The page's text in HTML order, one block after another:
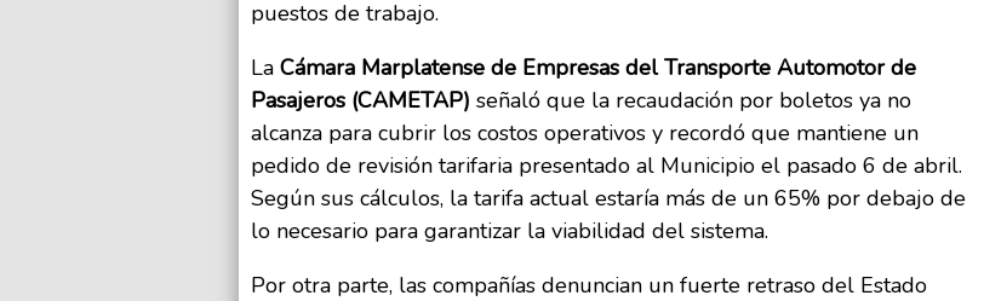
puestos de trabajo.
La Cámara Marplatense de Empresas del Transporte Automotor de
Pasajeros (CAMETAP) señaló que la recaudación por boletos ya no
alcanza para cubrir los costos operativos y recordó que mantiene un
pedido de revisión tarifaria presentado al Municipio el pasado 6 de abril.
Según sus cálculos, la tarifa actual estaría más de un 65% por debajo de
lo necesario para garantizar la viabilidad del sistema.
Por otra parte, las compañías denuncian un fuerte retraso del Estado